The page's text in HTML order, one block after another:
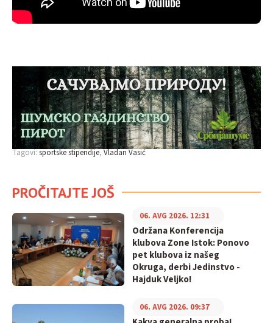
Tagovi:sportske stipendije Vladan Vasić
PROČITAJTE JOŠ
Održana Konferencija
klubova Zone Istok: Ponovo
pet klubova iz našeg
Okruga, derbi Jedinstvo -
Hajduk Veljko!
06. AVG 2026. 12:31
06. AVG 2026. 09:37